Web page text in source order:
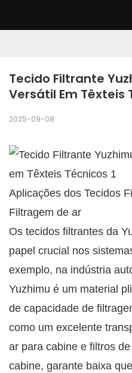
Tecido Filtrante
Versátil Em Têxteis
2025-09-08
Aplicações dos Tecidos
Filtragem de ar
Os tecidos filtrantes da
papel crucial nos
exemplo, na indústria
Yuzhimu é um material
de capacidade de
como um excelente
ar para cabine e filtros
cabine, garante baixa